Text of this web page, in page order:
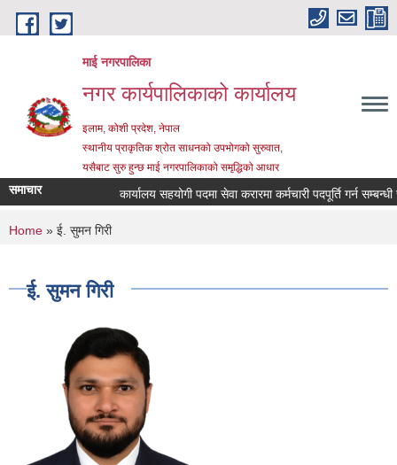
Skip to main content
माई नगरपालिका
नगर कार्यपालिकाको कार्यालय
इलाम, कोशी प्रदेश, नेपाल
स्थानीय प्राकृतिक श्रोत साधनको उपभोगको सुरुवात,
यसैबाट सुरु हुन्छ माई नगरपालिकाको समृद्धिको आधार
समाचार कार्यालय सहयोगी पदमा सेवा करारमा कर्मचारी पदपूर्ति गर्न सम्बन्धी
You are here
Home » ई. सुमन गिरी
ई. सुमन गिरी